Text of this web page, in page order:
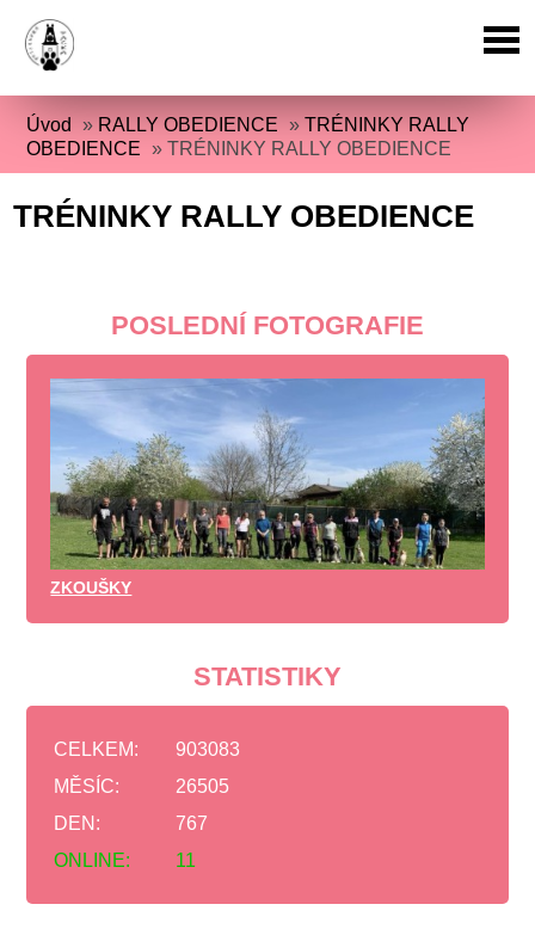
Úvod » RALLY OBEDIENCE »TRÉNINKY RALLY
OBEDIENCE »TRÉNINKY RALLY OBEDIENCE
TRÉNINKY RALLY OBEDIENCE
POSLEDNÍ FOTOGRAFIE
ZKOUŠKY
STATISTIKY
ONLINE: 11
CELKEM:
903083
MĚSÍC:
26505
DEN:
767